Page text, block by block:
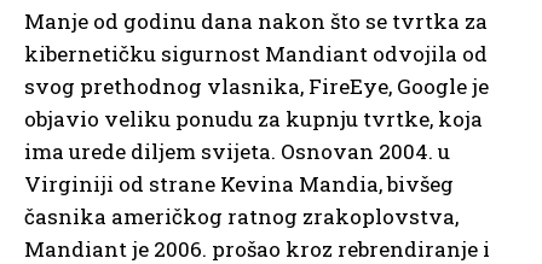
Manje od godinu dana nakon što se tvrtka za
kibernetičku sigurnost Mandiant odvojila od
svog prethodnog vlasnika, FireEye, Google je
objavio veliku ponudu za kupnju tvrtke, koja
ima urede diljem svijeta. Osnovan 2004. u
Virginiji od strane Kevina Mandia, bivšeg
časnika američkog ratnog zrakoplovstva,
Mandiant je 2006. prošao kroz rebrendiranje i